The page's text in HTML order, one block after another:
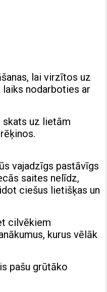
lai virzītos uz
nodarboties ar
skats uz lietām
vajadzīgs pastāvīgs
saites nelīdz,
ciešus lietišķas un
cilvēkiem
kurus vēlāk
pašu grūtāko